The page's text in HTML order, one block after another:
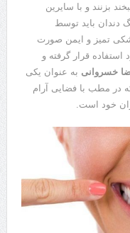
بزنند و با سایرین
دندان باید توسط
تمیز و ایمن صورت
استفاده قرار گرفته و
خسروانی به عنوان یکی
در مطب با فضایی آرام
خود است.